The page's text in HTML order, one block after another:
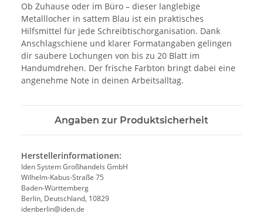
Ob Zuhause oder im Büro – dieser langlebige
Metalllocher in sattem Blau ist ein praktisches
Hilfsmittel für jede Schreibtischorganisation. Dank
Anschlagschiene und klarer Formatangaben gelingen
dir saubere Lochungen von bis zu 20 Blatt im
Handumdrehen. Der frische Farbton bringt dabei eine
angenehme Note in deinen Arbeitsalltag.
Angaben zur Produktsicherheit
Herstellerinformationen:
Iden System Großhandels GmbH
Wilhelm-Kabus-Straße 75
Baden-Württemberg
Berlin, Deutschland, 10829
idenberlin@iden.de